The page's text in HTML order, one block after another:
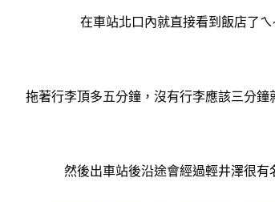
在車站北口內就直接看到飯店了ㄟ
拖著行李頂多五分鐘，沒有行李應該三分鐘
然後出車站後沿途會經過輕井澤很有